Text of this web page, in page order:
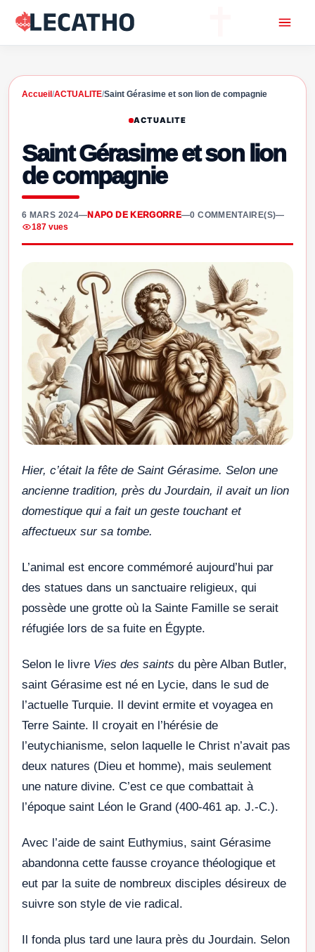
Accueil /ACTUALITE/Saint Gérasime et son lion de compagnie
ACTUALITE
Saint Gérasime et son lion
de compagnie
6 MARS 2024—NAPO DE KERGORRE—0 COMMENTAIRE(S)—
187 vues
Hier, c’était la fête de Saint Gérasime. Selon une
ancienne tradition, près du Jourdain, il avait un lion
domestique qui a fait un geste touchant et
affectueux sur sa tombe.
L’animal est encore commémoré aujourd’hui par
des statues dans un sanctuaire religieux, qui
possède une grotte où la Sainte Famille se serait
réfugiée lors de sa fuite en Égypte.
Selon le livre Vies des saints du père Alban Butler,
saint Gérasime est né en Lycie, dans le sud de
l’actuelle Turquie. Il devint ermite et voyagea en
Terre Sainte. Il croyait en l’hérésie de
l’eutychianisme, selon laquelle le Christ n’avait pas
deux natures (Dieu et homme), mais seulement
une nature divine. C’est ce que combattait à
l’époque saint Léon le Grand (400-461 ap. J.-C.).
Avec l’aide de saint Euthymius, saint Gérasime
abandonna cette fausse croyance théologique et
eut par la suite de nombreux disciples désireux de
suivre son style de vie radical.
Il fonda plus tard une laura près du Jourdain. Selon